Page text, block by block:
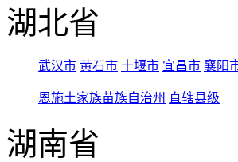
湖北省
武汉市 黄石市 十堰市 宜昌市 襄阳
恩施土家族苗族自治州 直辖县级
湖南省